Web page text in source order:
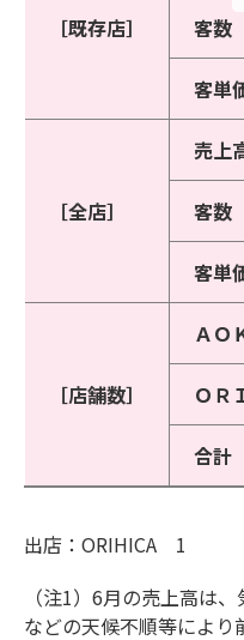
［既存店］ 客数
客単
［全店］
売上
客数
客単
［店舗数］
ＡＯ
ＯＲ
合計
出店：ORIHICA 1
（注1）6月の売上高は
などの天候不順等により